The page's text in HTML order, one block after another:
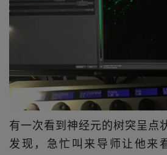
有一次看到神经元的树突呈点
发现，急忙叫来导师让他来